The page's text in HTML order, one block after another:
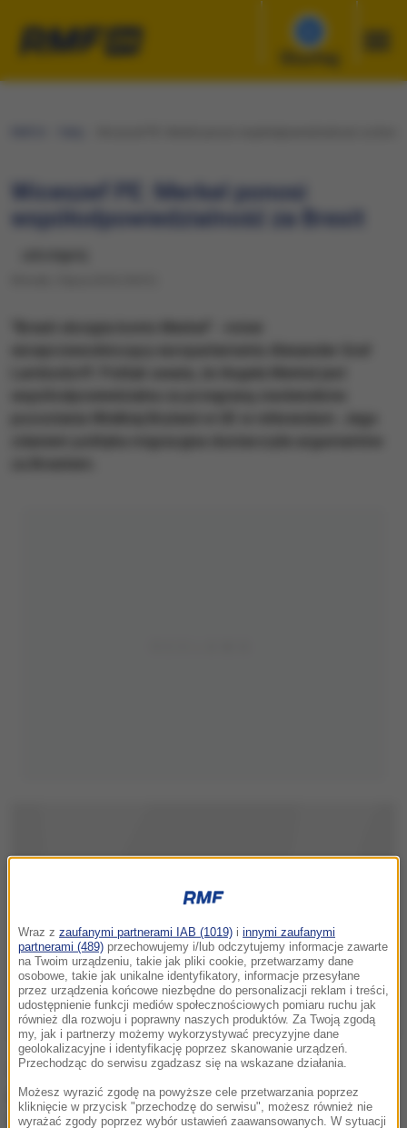
Słuchaj
Wiceszef PE: Merkel ponosi
współodpowiedzialność za Brexit
Angela Merkel powinna obecnie zachować
powściągliwość. Podejmowane przez niektórych
(polityków) próby stylizowania jej na ratowniczkę UE
Wraz z zaufanymi partnerami IAB (1019) i innymi zaufanymi
partnerami (489) przechowujemy i/lub odczytujemy informacje zawarte
na Twoim urządzeniu, takie jak pliki cookie, przetwarzamy dane
osobowe, takie jak unikalne identyfikatory, informacje przesyłane
przez urządzenia końcowe niezbędne do personalizacji reklam i treści,
udostępnienie funkcji mediów społecznościowych pomiaru ruchu jak
również dla rozwoju i poprawny naszych produktów. Za Twoją zgodą
my, jak i partnerzy możemy wykorzystywać precyzyjne dane
geolokalizacyjne i identyfikację poprzez skanowanie urządzeń.
Przechodząc do serwisu zgadzasz się na wskazane działania.
Możesz wyrazić zgodę na powyższe cele przetwarzania poprzez
kliknięcie w przycisk "przechodzę do serwisu", możesz również nie
wyrażać zgody poprzez wybór ustawień zaawansowanych. W sytuacji